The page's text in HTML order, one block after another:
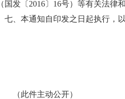
（国发〔2016〕16号）等有关法律
七、本通知自印发之日起执行，
人力资
（此件主动公开）